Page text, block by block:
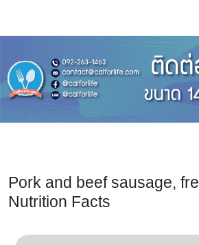
Pork and beef sausage,
Nutrition Facts